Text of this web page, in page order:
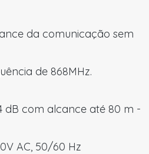
da comunicação sem
de 868MHz.
dB com alcance até 80 m -
AC, 50/60 Hz